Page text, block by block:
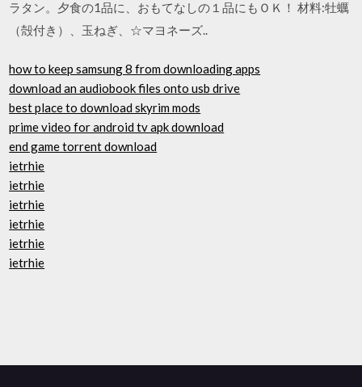
ラタン。夕食の1品に、おもてなしの１品にもＯＫ！ 材料:牡蠣
（殻付き）、玉ねぎ、☆マヨネーズ..
how to keep samsung 8 from downloading apps
download an audiobook files onto usb drive
best place to download skyrim mods
prime video for android tv apk download
end game torrent download
ietrhie
ietrhie
ietrhie
ietrhie
ietrhie
ietrhie